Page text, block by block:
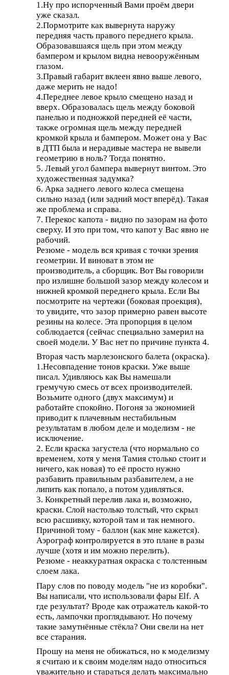
1.Ну про испорченный Вами проём двери
уже сказал.
2.Пормотрите как вывернута наружу
передняя часть правого переднего крыла.
Образовавшаяся щель при этом между
бампером и крылом видна невооружённым
глазом.
3.Правый габарит вклеен явно выше левого,
даже мерить не надо!
4.Переднее левое крыло смещено назад и
вверх. Образовалась щель между боковой
панелью и подножкой передней её части,
также огромная щель между передней
кромкой крыла и бампером. Может она у Вас
в ДТП была и нерадивые мастера не вывели
геометрию в ноль? Тогда понятно.
5. Левый угол бампера вывернут винтом. Это
художественная задумка?
6. Арка заднего левого колеса смещена
сильно назад (или задний мост вперёд). Такая
же проблема и справа.
7. Перекос капота - видно по зазорам на фото
сверху. И это при том, что капот у Вас явно не
рабочий.
Резюме - модель вся кривая с точки зрения
геометрии. И виноват в этом не
производитель, а сборщик. Вот Вы говорили
про излишне большой зазор между колесом и
нижней кромкой переднего крыла. Если Вы
посмотрите на чертежи (боковая проекция),
то увидите, что зазор примерно равен высоте
резины на колесе. Эта пропорция в целом
соблюдается (сейчас специально замерил на
своей модели. У Вас нет по причине пункта 4.
Вторая часть марлезонского балета (окраска).
1.Несовпадение тонов краски. Уже выше
писал. Удивляюсь как Вы намешали
гремучую смесь от всех производителей.
Возьмите одного (двух максимум) и
работайте спокойно. Погоня за экономией
приводит к плачевным нестабильным
результатам в любом деле и моделизм - не
исключение.
2. Если краска загустела (что нормально со
временем, хотя у меня Тамия столько стоит и
ничего, как новая) то её просто нужно
разбавить правильным разбавителем, а не
липить как попало, а потом удивляться.
3. Конкретный перелив лака и, возможно,
краски. Слой настолько толстый, что скрыл
всю расшивку, которой там и так немного.
Причиной тому - баллон (как мне кажется).
Аэрограф контролируется в это плане в разы
лучше (хотя и им можно перелить).
Резюме - неаккуратная окраска с толстенным
слоем лака.
Пару слов по поводу модель "не из коробки".
Вы написали, что использовали фары Elf. А
где результат? Вроде как отражатель какой-то
есть, лампочки проглядывают. Но почему
такие замутнённые стёкла? Они свели на нет
все старания.
Прошу на меня не обижаться, но к моделизму
я считаю и к своим моделям надо относиться
уважительно и стараться делать максимально